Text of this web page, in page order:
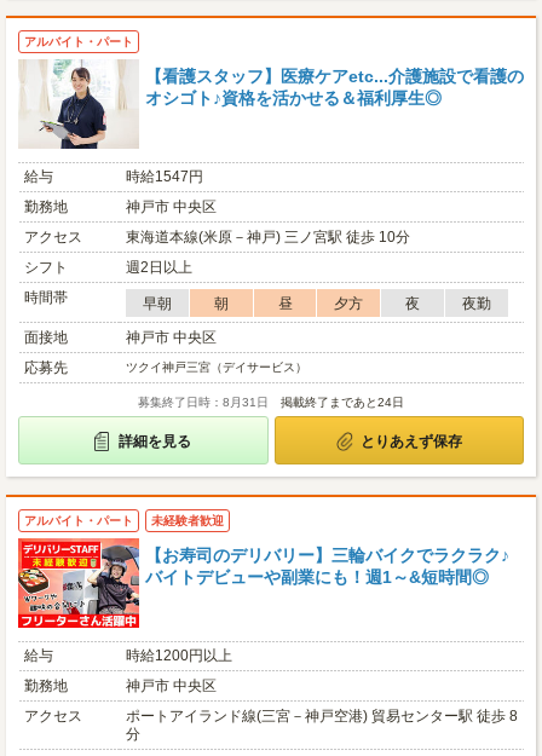
アルバイト・パート
【看護スタッフ】医療ケアetc...介護施設で看護の
オシゴト♪資格を活かせる＆福利厚生◎
給与
時給1547円
勤務地
神戸市 中央区
アクセス
東海道本線(米原－神戸) 三ノ宮駅 徒歩 10分
シフト
週2日以上
時間帯
早朝 朝 昼 夕方 夜
夜勤
面接地
神戸市 中央区
応募先
ツクイ神戸三宮（デイサービス）
募集終了日時：8月31日 掲載終了まであと24日
詳細を見る とりあえず保存
アルバイト・パート 未経験者歓迎
【お寿司のデリバリー】三輪バイクでラクラク♪
バイトデビューや副業にも！週1～&短時間◎
給与
時給1200円以上
勤務地
神戸市 中央区
アクセス
ポートアイランド線(三宮－神戸空港) 貿易センター駅 徒歩 8
分